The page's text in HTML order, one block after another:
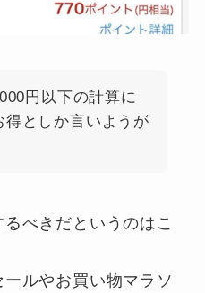
円以下の計算に
得としか言いようが
べきだというのはこ
ルやお買い物マラソ